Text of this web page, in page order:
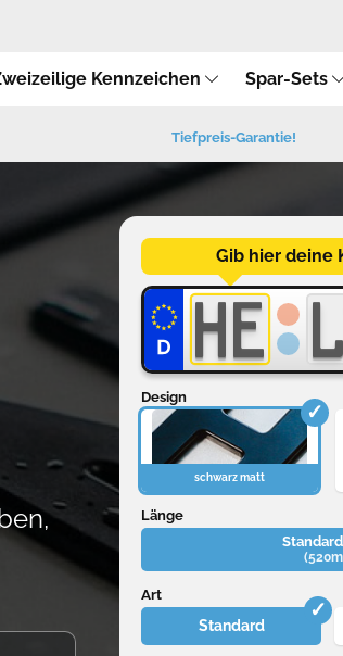
Kennzeichen Spar-Sets
Tiefpreis-Garantie!
Gib hier deine
HE
HE
Design
schwarz matt
Länge
Art
Standard